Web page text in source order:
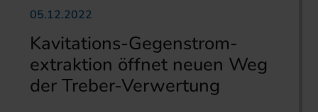
05.12.2022
Kavitations-Gegenstrom­
extraktion öffnet neuen Weg
der Treber-Verwertung